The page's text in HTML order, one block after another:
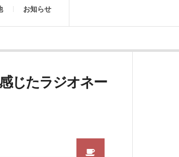
お知らせ
じたラジオネー